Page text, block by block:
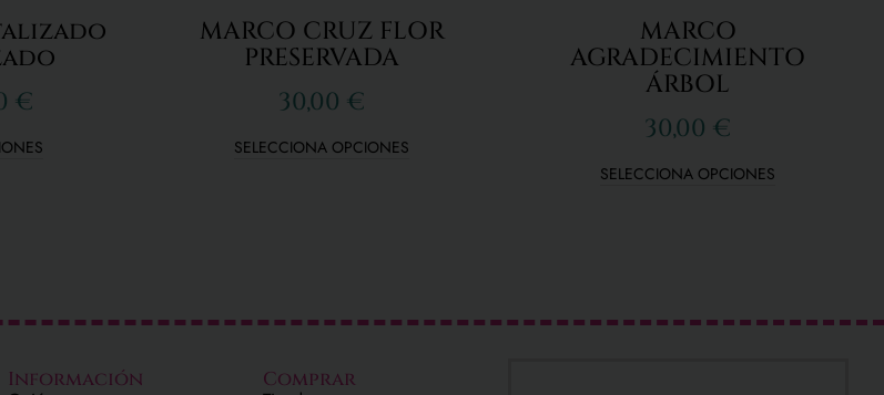
€
MARCO CRUZ FLOR
PRESERVADA
30,00 €
SELECCIONA OPCIONES
MARCO
AGRADECIMIENTO
ÁRBOL
30,00 €
SELECCIONA OPCIONES
Información
Comprar